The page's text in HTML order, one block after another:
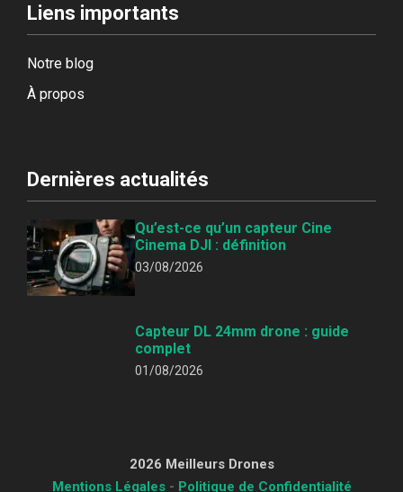
Liens importants
Notre blog
À propos
Dernières actualités
Qu’est-ce qu’un capteur Cine
Cinema DJI : définition
03/08/2026
Capteur DL 24mm drone : guide
complet
01/08/2026
2026 Meilleurs Drones
Mentions Légales- Politique de Confidentialité